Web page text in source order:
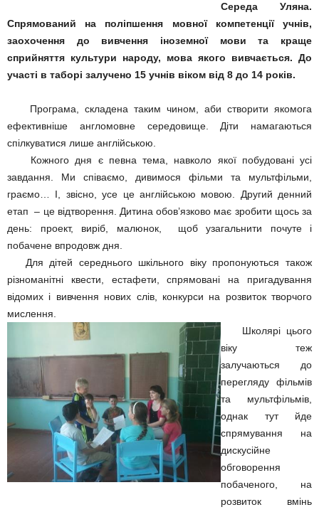
Середа Уляна.
Спрямований на поліпшення мовної компетенції учнів,
заохочення до вивчення іноземної мови та краще
сприйняття культури народу, мова якого вивчається. До
участі в таборі залучено 15 учнів віком від 8 до 14 років.
Програма, складена таким чином, аби створити якомога
ефективніше англомовне середовище. Діти намагаються
спілкуватися лише англійською.
Кожного дня є певна тема, навколо якої побудовані усі
завдання. Ми співаємо, дивимося фільми та мультфільми,
граємо… І, звісно, усе це англійською мовою. Другий денний
етап – це відтворення. Дитина обов’язково має зробити щось за
день: проект, виріб, малюнок, щоб узагальнити почуте і
побачене впродовж дня.
Для дітей середнього шкільного віку пропонуються також
різноманітні квести, естафети, спрямовані на пригадування
відомих і вивчення нових слів, конкурси на розвиток творчого
мислення.
Школярі цього
віку теж
залучаються до
перегляду фільмів
та мультфільмів,
однак тут йде
спрямування на
дискусійне
обговорення
побаченого, на
розвиток вмінь